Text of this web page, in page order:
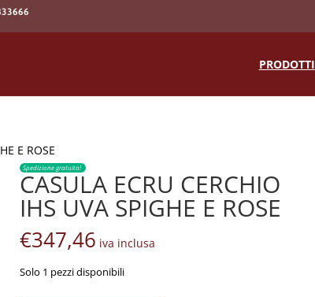
PRODOTTI
Products
E ROSE
Spedizione gratuita!
CASULA ECRU CERCHIO
IHS UVA SPIGHE E ROSE
€347,46 iva inclusa
Solo 1 pezzi disponibili